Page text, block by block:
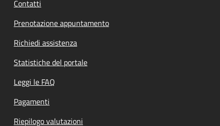
Contatti
Prenotazione appuntamento
Richiedi assistenza
Statistiche del portale
Leggi le FAQ
Pagamenti
Riepilogo valutazioni